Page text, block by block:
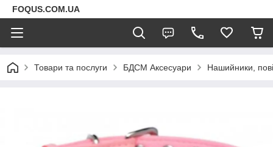
FOQUS.COM.UA
Товари та послуги БДСМ Аксесуари Нашийники,